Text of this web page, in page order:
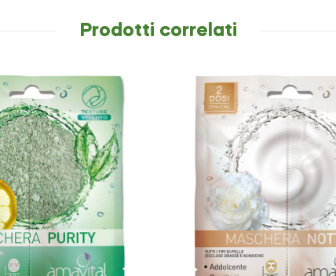
Prodotti correlati